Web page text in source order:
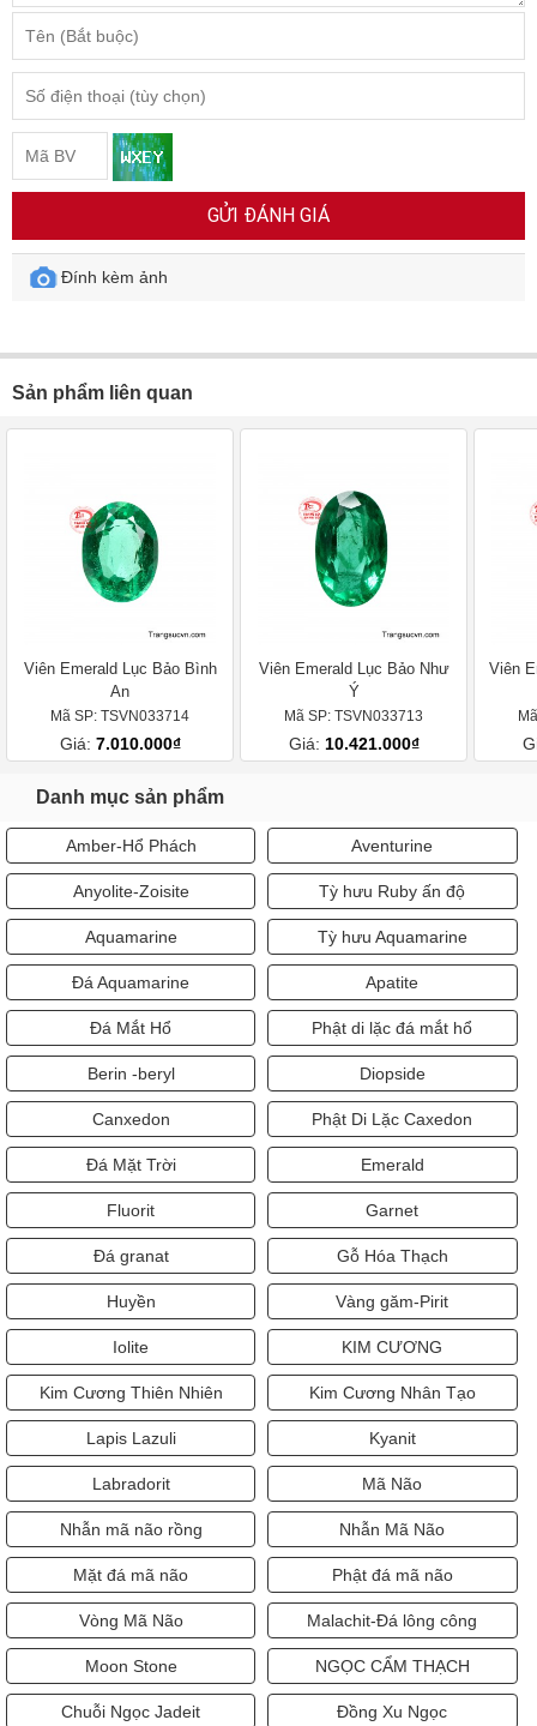
GỬI ĐÁNH GIÁ
Đính kèm ảnh
Sản phẩm liên quan
Viên Emerald Lục Bảo Bình
An
Mã SP: TSVN033714
Giá: 7.010.000₫
Viên Emerald Lục Bảo Như
Ý
Mã SP: TSVN033713
Giá: 10.421.000₫
Viên
Danh mục sản phẩm
Amber-Hổ Phách Aventurine
Anyolite-Zoisite Tỳ hưu Ruby ấn độ
Aquamarine Tỳ hưu Aquamarine
Đá Aquamarine Apatite
Đá Mắt Hổ Phật di lặc đá mắt hổ
Berin -beryl Diopside
Canxedon Phật Di Lặc Caxedon
Đá Mặt Trời Emerald
Fluorit Garnet
Đá granat Gỗ Hóa Thạch
Huyền Vàng găm-Pirit
Iolite KIM CƯƠNG
Kim Cương Thiên Nhiên Kim Cương Nhân Tạo
Lapis Lazuli Kyanit
Labradorit Mã Não
Nhẫn mã não rồng Nhẫn Mã Não
Mặt đá mã não Phật đá mã não
Vòng Mã Não Malachit-Đá lông công
Moon Stone NGỌC CẨM THẠCH
Chuỗi Ngọc Jadeit Đồng Xu Ngọc